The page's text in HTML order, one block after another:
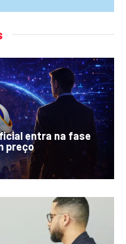
entra na fase
preço